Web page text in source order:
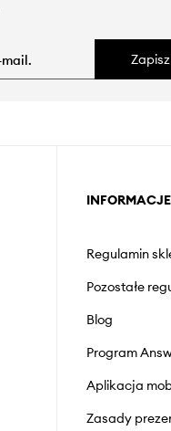
INFORMACJE
Regulamin
Pozostałe
Blog
Program
Aplikacja
Zasady